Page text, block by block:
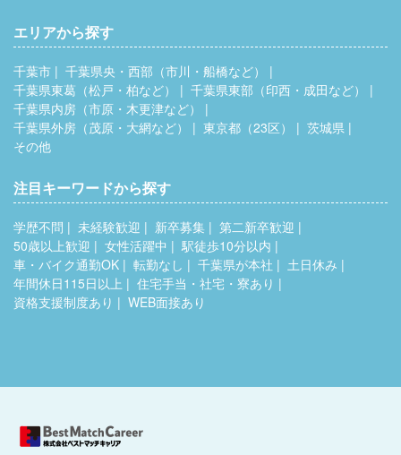
エリアから探す
千葉市
千葉県央・西部（市川・船橋など）
千葉県東葛（松戸・柏など）
千葉県東部（印西・成田など）
千葉県内房（市原・木更津など）
千葉県外房（茂原・大網など）
東京都（23区）
茨城県
その他
注目キーワードから探す
学歴不問 未経験歓迎 新卒募集
第二新卒歓迎
50歳以上歓迎
女性活躍中
駅徒歩10分以内
車・バイク通勤OK
転勤なし 千葉県が本社
土日休み
年間休日115日以上
住宅手当・社宅・寮あり
資格支援制度あり
WEB面接あり